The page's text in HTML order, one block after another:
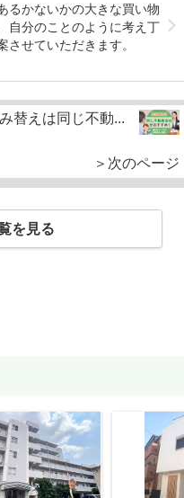
るかないかの大きな買い物
自分のことのように考え丁
させていただきます。
替えは同じ不動...
＞次のページ
を見る